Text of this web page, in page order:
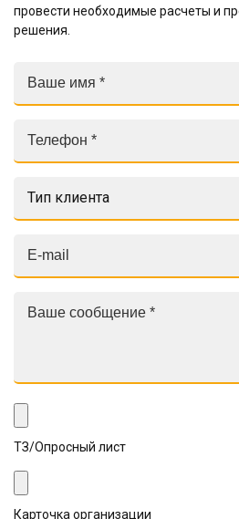
провести необходимые расчеты и
решения.
Тип клиента
ТЗ/Опросный лист
Карточка организации